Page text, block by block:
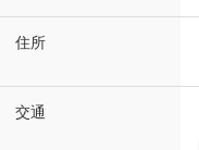
住所
交通